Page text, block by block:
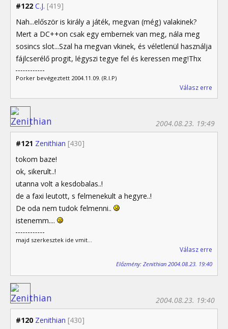
#122 C.J. [419]
Nah...először is király a játék, megvan (még) valakinek?
Mert a DC++on csak egy embernek van meg, nála meg
sosincs slot...Szal ha megvan vkinek, és véletlenül használja
fájlcserélő progit, légyszi tegye fel és keressen meg!Thx
Porker bevégeztett 2004.11.09. (R.I.P)
Válasz erre
#121 Zenithian [430]
2004.08.23. 19:49
tokom baze!
ok, sikerult..!
utanna volt a kesdobalas..!
de a faxi leutott, s felmenekult a hegyre..!
De oda nem tudok felmenni..
istenemm....
majd szerkesztek ide vmit...
Válasz erre
Előzmény: Zenithian 2004.08.23. 19:40
#120 Zenithian [430]
2004.08.23. 19:40